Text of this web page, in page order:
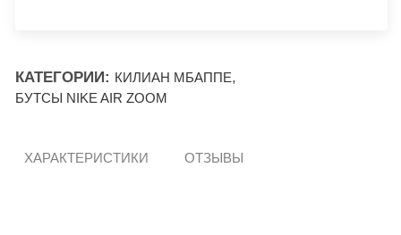
КАТЕГОРИИ: КИЛИАН МБАППЕ,
БУТСЫ NIKE AIR ZOOM
ХАРАКТЕРИСТИКИ ОТЗЫВЫ